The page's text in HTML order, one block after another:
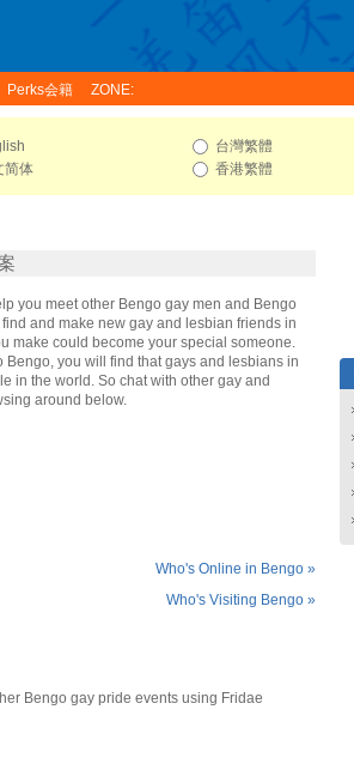
Perks会籍 ZONE:
简体
台灣繁體
香港繁體
you meet other Bengo gay men and Bengo
and make new gay and lesbian friends in
make could become your special someone.
Bengo, you will find that gays and lesbians in
in the world. So chat with other gay and
around below.
Who's Online in Bengo »
Who's Visiting Bengo »
Bengo gay pride events using Fridae